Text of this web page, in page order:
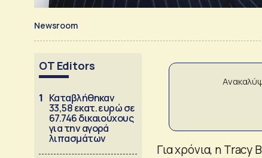
Newsroom
OT Editors
1 Καταβλήθηκαν
33,58 εκατ. ευρώ σε
67.746 δικαιούχους
για την αγορά
λιπασμάτων
Για χρόνια, η